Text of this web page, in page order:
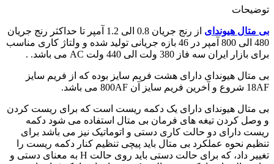
توضیحات
بی متال هیوندای
از رنج جریان 0.8 الی 1.2 آمپر تا حداکثر رنج جریان
480 الی 800 آمپر در 46 بازه جریانی تولید شده و ولتاژ کاری مناسب
برای بازار ایران سه فاز 380 ولت الی 440 ولت AC می باشد. .
بی متال هیوندای دارای هشت فریم سایز بوده که از فریم سایز
18AF شروع و آخرین فریم سایز آن 800AF می باشد.
بی متال هیوندای دارای یک دکمه ریست است که برای ریست کردن
و وصل کردن تیغه های فرمان بی متال استفاده می شود دکمه
ریست دارای دو حالت کاری دستی و اتوماتیک نیز می باشد برای
تنظیم نحوه عملکرد بی متال باید پیچی تنظیم کنار دکمه ریست را
تغییر داد، که برای حالت دستی باید روی حالت H به معنای دستی و